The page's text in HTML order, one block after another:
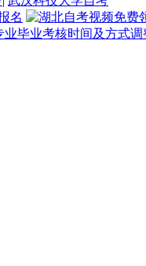
毕业考核时间及方式调